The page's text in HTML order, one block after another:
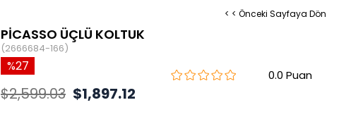
< < Önceki Sayfaya Dön
PİCASSO ÜÇLÜ KOLTUK
(2666684-166)
0.0
27
$2,599.03 $1,897.12